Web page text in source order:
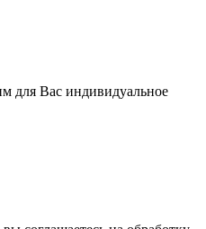
для Вас индивидуальное